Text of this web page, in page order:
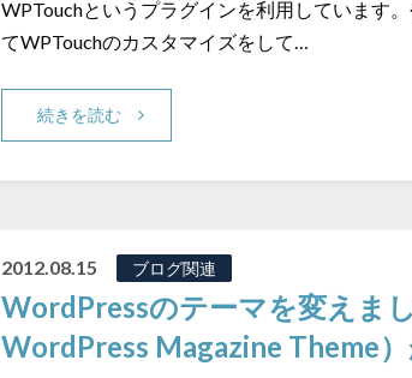
WPTouchというプラグインを利用しています
てWPTouchのカスタマイズをして…
続きを読む
2012.08.15 ブログ関連
WordPressのテーマを変えま
WordPress Magazine Theme